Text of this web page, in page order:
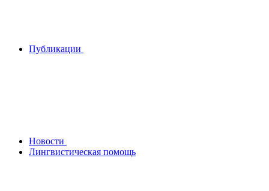
Публикации
Новости
Лингвистическая помощь